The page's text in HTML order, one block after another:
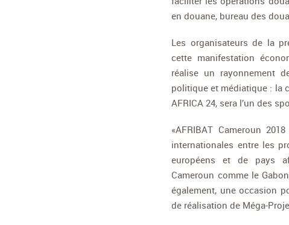
en douane, bureau des
Les organisateurs de la
cette manifestation
réalise un rayonnement
politique et médiatique : la
AFRICA 24, sera l’un des
«AFRIBAT Cameroun
internationales entre les
européens et de pays
Cameroun comme le
également, une occasion
de réalisation de Méga-